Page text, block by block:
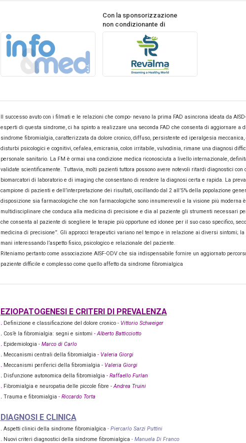
Con la sponsorizzazione
non condizionante di
Il successo avuto con i filmati e le relazioni che compo- nevano la prima FAD asincrona ideata da
esperti di questa sindrome, ci ha spinto a realizzare una seconda FAD che consenta di aggiornare a
sindrome fibromialgia, caratterizzata da dolore cronico, diffuso, persistente ed iperalgesia
disturbi psicologici e cognitivi, cefalea, emicrania, colon irritabile, vulvodinia, rimane una diagnosi
personale sanitario. La FM è ormai una condizione medica riconosciuta a livello internazionale,
validate scientificamente. Tuttavia, molti pazienti tuttora possono avere notevoli ritardi diagnostici
biomarcatori di laboratorio e di imaging che consentano di rendere la diagnosi certa e rapida. La
campione di pazienti e dell’interpretazione dei risultati, oscillando dal 2 all’5% della popolazione
disposizione sia farmacologiche che non farmacologiche sono innumerevoli e la visione più
multidisciplinare che conduca alla medicina di precisione e dia al paziente gli strumenti necessari
che consenta al paziente di scegliere le terapie più opportune ed idonee per il suo caso specifico,
medicina di precisione”. Gli approcci terapeutici variano nel tempo e in relazione ai diversi sintomi;
mani interessando l’aspetto fisico, psicologico e relazionale del paziente.
Riteniamo pertanto come associazione AISF-ODV che sia indispensabile fornire un aggiornato
paziente difficile e complesso come quello affetto da sindrome fibromialgica
EZIOPATOGENESI E CRITERI DI PREVALENZA
. Definizione e classificazione del dolore cronico - Vittorio Schweiger
. Cos’è la fibromialgia: segni e sintomi - Alberto Batticciotto
. Epidemiologia - Marco di Carlo
. Meccanismi centrali della fibromialgia - Valeria Giorgi
. Meccanismi periferici della fibromialgia - Valeria Giorgi
. Disfunzione autonomica della fibromialgia - Raffaello Furlan
. Fibromialgia e neuropatia delle piccole fibre -Andrea Truini
. Trauma e fibromialgia - Riccardo Torta
DIAGNOSI E CLINICA
. Aspetti clinici della sindrome fibromialgica - Piercarlo Sarzi Puttini
. Nuovi criteri diagnostici della sindrome fibromialgica - Manuela Di Franco